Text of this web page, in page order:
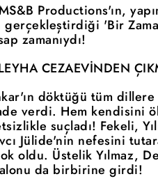
Productions'ın,
gerçekleştirdiği 'Bir
zamanıydı!
CEZAEVİNDEN
döktüğü tüm
verdi. Hem kendisini
suçladı! Fekeli,
Jülide'nin nefesini
oldu. Üstelik Yılmaz,
da birbirine girdi!